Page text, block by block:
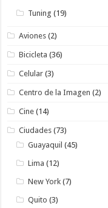
Tuning (19)
Aviones (2)
Bicicleta (36)
Celular (3)
Centro de la Imagen (2)
Cine (14)
Ciudades (73)
Guayaquil (45)
Lima (12)
New York (7)
Quito (3)